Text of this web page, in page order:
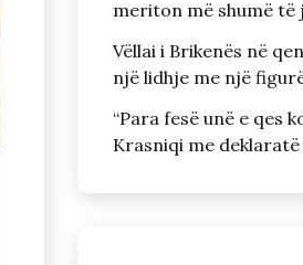
meriton më shumë të
Vëllai i Brikenës në
një lidhje me një
“Para fesë unë e qes
Krasniqi me deklaratë